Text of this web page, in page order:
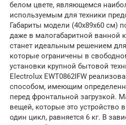
белом цвете, являющемся
используемым для техники
Габариты модели (40x89x60 см)
даже в малогабаритной ванной
станет идеальным решением
которые ограничены в
установки крупной бытовой
Electrolux EWT0862IFW
способом, имеющим
перед фронтальной загрузкой.
вещей, которые это устройство
один цикл, равняется 6 кг. В